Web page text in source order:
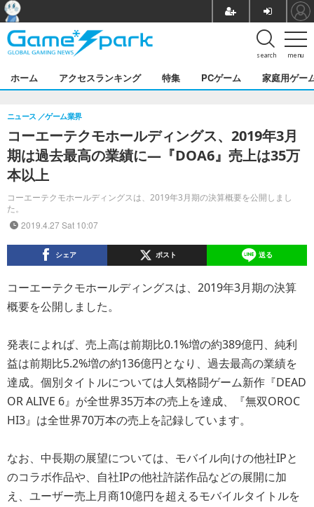
menu
search
ホーム アクセスランキング 特集 PCゲーム 家庭用ゲー
コーエーテクモホールディングス、2019年3月
期は過去最高の業績に―『DOA6』売上は35万
本以上
コーエーテクモホールディングスは、2019年3月期の決算概要を公開しまし
た。
ニュース ゲーム業界
2019.4.27 Sat 10:07
シェア ポスト 送る
コーエーテクモホールディングスは、2019年3月期の決算
概要を公開しました。
発表によれば、売上高は前期比0.1%増の約389億円、純利
益は前期比5.2%増の約136億円となり、過去最高の業績を
達成。個別タイトルについては人気格闘ゲーム新作『DEAD
OR ALIVE 6』が全世界35万本の売上を達成、『無双OROC
HI3』は全世界70万本の売上を記録しています。
なお、中長期の展望については、モバイル向けの他社IPと
のコラボ作品や、自社IPの他社許諾作品などの展開に加
え、ユーザー売上月商10億円を超えるモバイルタイトルを